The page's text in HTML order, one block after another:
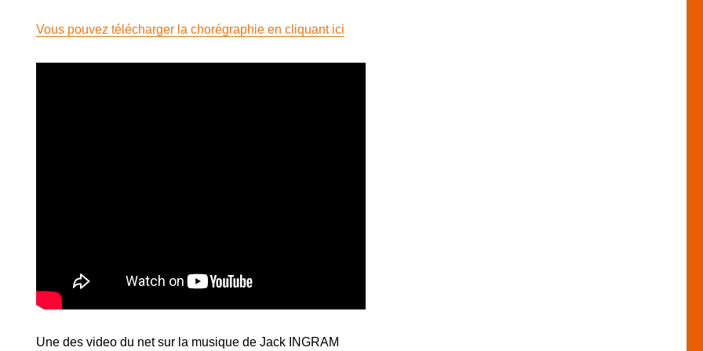
Vous pouvez télécharger la chorégraphie en cliquant ici
Une des video du net sur la musique de Jack INGRAM